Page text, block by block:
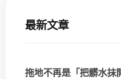
最新文章
拖地不再是「把髒水